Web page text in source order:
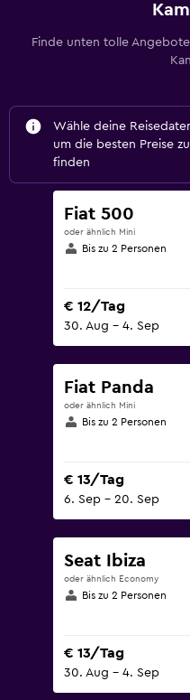
Finde unten tolle
Wähle deine
um die besten Preise zu
finden
Fiat 500
oder ähnlich Mini
Bis zu 2 Personen
€ 12/Tag
30. Aug – 4. Sep
Fiat Panda
oder ähnlich Mini
Bis zu 2 Personen
€ 13/Tag
6. Sep – 20. Sep
Seat Ibiza
oder ähnlich Economy
Bis zu 2 Personen
€ 13/Tag
30. Aug – 4. Sep